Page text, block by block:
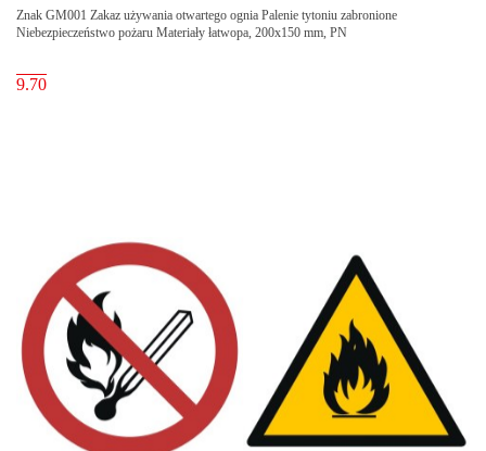
Znak GM001 Zakaz używania otwartego ognia Palenie tytoniu zabronione
Niebezpieczeństwo pożaru Materiały łatwopa, 200x150 mm, PN
9.70